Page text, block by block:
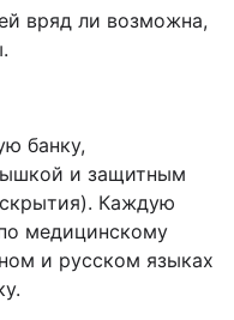
вряд ли возможна,
банку,
и защитным
Каждую
медицинскому
и русском языках